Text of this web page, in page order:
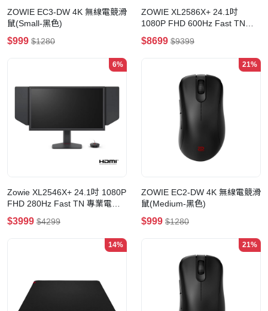
ZOWIE EC3-DW 4K 無線電競滑
鼠(Small-黑色)
$999 $1280
ZOWIE XL2586X+ 24.1吋
1080P FHD 600Hz Fast TN
DyAc2 專業電競顯示器
$8699 $9399
6%
Zowie XL2546X+ 24.1吋 1080P
FHD 280Hz Fast TN 專業電競
顯示器
$3999 $4299
21%
ZOWIE EC2-DW 4K 無線電競滑
鼠(Medium-黑色)
$999 $1280
14% 21%